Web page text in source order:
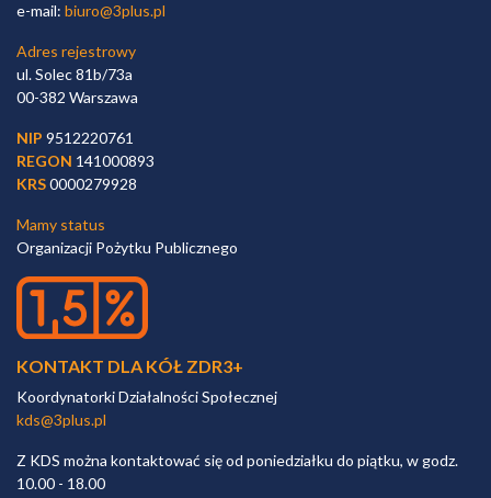
e-mail: biuro@3plus.pl
Adres rejestrowy
ul. Solec 81b/73a
00-382 Warszawa
NIP 9512220761
REGON 141000893
KRS0000279928
Mamy status
Organizacji Pożytku Publicznego
KONTAKT DLA KÓŁ ZDR3+
Koordynatorki Działalności Społecznej
kds@3plus.pl
Z KDS można kontaktować się od poniedziałku do piątku, w godz.
10.00 - 18.00